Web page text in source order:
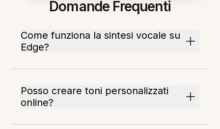
Domande Frequenti
Come funziona la sintesi vocale su
Edge?
Posso creare toni personalizzati
online?